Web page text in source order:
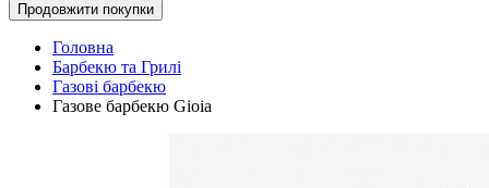
Продовжити покупки
Головна
Барбекю та Грилі
Газові барбекю
Газове барбекю Gioia